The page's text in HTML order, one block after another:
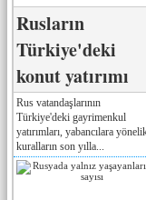
Rusların
Türkiye'deki
konut yatırımı
Rus vatandaşlarının
Türkiye'deki gayrimenkul
yatırımları, yabancılara
kuralların son yılla...